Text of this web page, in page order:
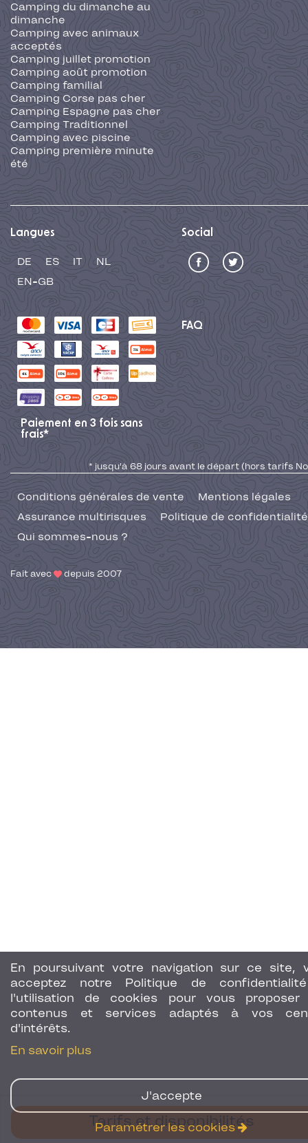
Tarifs et disponibilités
En poursuivant votre navigation sur ce site,
acceptez notre Politique de
l'utilisation de cookies pour vous proposer
contenus et services adaptés à vos
d'intérêts.
En savoir plus
J'accepte
Paramétrer les cookies
Camping du dimanche au
dimanche
Camping avec animaux
acceptés
Camping juillet promotion
Camping août promotion
Camping familial
Camping Corse pas cher
Camping Espagne pas cher
Camping Traditionnel
Camping avec piscine
Camping première minute
été
Langues
DE ES IT
NL
EN-GB
Social
FAQ
Paiement en 3 fois sans
frais*
* jusqu'à 68 jours avant le départ (hors tarifs No
Conditions générales de vente
Mentions légales
Assurance multirisques
Politique de confidentialité
Qui sommes-nous ?
Fait avec depuis 2007